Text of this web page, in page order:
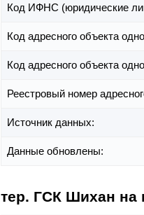
Код ИФНС (юридические
Код адресного объекта
Код адресного объекта
Реестровый номер
Источник данных:
Данные обновлены:
тер. ГСК Шихан на